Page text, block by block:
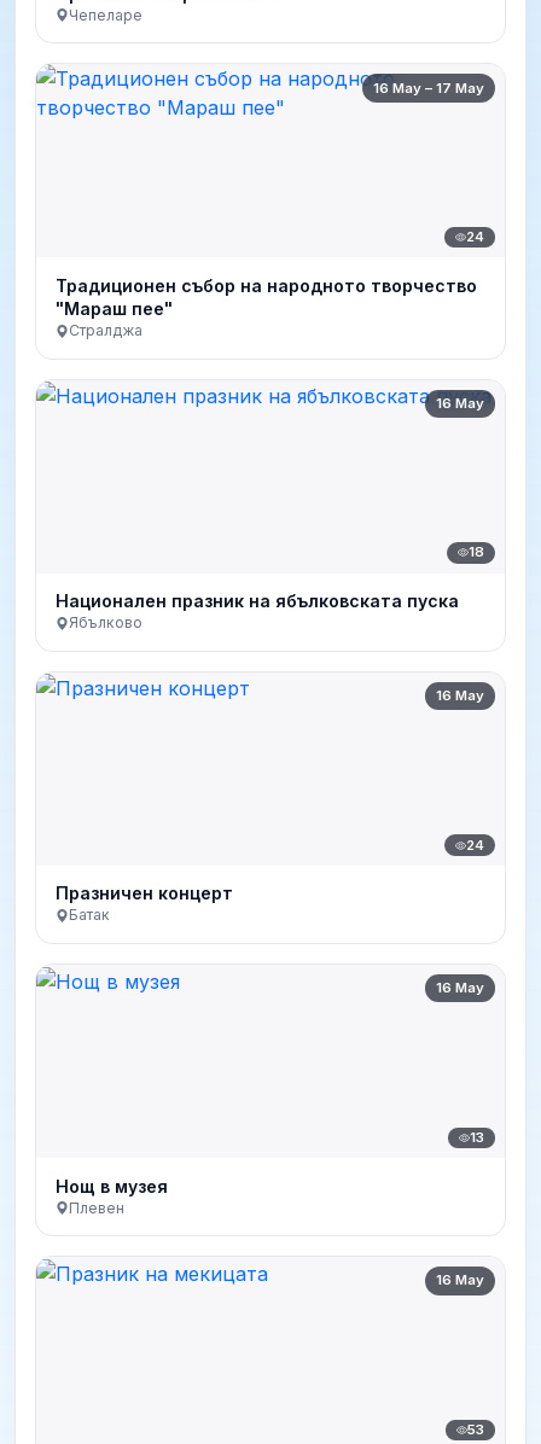
Чепеларе
16 May – 17 May
24
Традиционен събор на народното творчество
"Мараш пее"
Стралджа
16 May
18
Национален празник на ябълковската пуска
Ябълково
16 May
24
Празничен концерт
Батак
16 May
13
Нощ в музея
Плевен
16 May
53